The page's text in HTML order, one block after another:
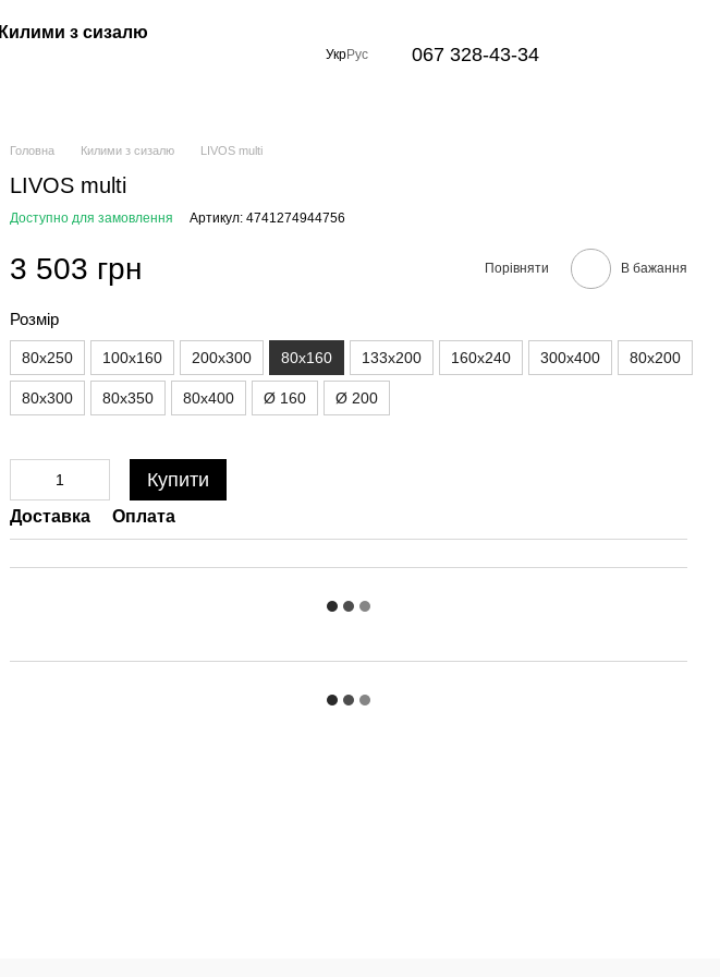
Килими з сизалю
УкрРус 067 328-43-34
Головна Килими з сизалю LIVOS multi
LIVOS multi
Доступно для замовлення Артикул: 4741274944756
3 503 грн Порівняти В бажання
Розмір
80x250 100x160 200x300 80x160 133x200 160x240 300x400 80x200
80x300 80x350 80x400 Ø 160 Ø 200
Купити
Доставка Оплата